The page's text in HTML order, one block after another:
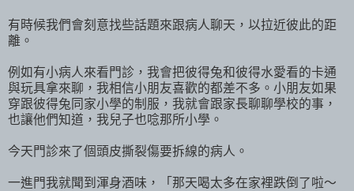
有時候我們會刻意找些話題來跟病人聊天，以拉近彼此的距
離。
例如有小病人來看門診，我會把彼得兔和彼得水愛看的卡通
與玩具拿來聊，我相信小朋友喜歡的都差不多。小朋友如果
穿跟彼得兔同家小學的制服，我就會跟家長聊聊學校的事，
也讓他們知道，我兒子也唸那所小學。
今天門診來了個頭皮撕裂傷要拆線的病人。
一進門我就聞到渾身酒味，「那天喝太多在家裡跌倒了啦～